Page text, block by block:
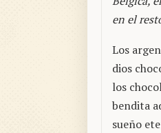
en el
Los
dios
los
bendita
sueño